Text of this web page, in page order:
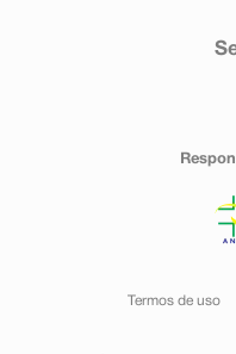
Termos de uso